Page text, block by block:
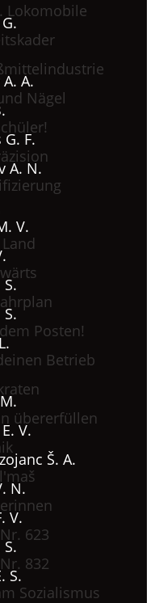
Lokomobile
A.
Nägel
F.
A. N.
V.
Posten!
Betrieb
übererfüllen
V.
Š. A.
N.
V.
623
832
S.
Sozialismus